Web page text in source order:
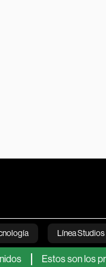
Línea Studios
English
Estos son los precios